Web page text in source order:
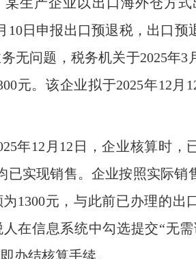
10日申报出口预退税，出口预
无问题，税务机关于2025年3
元。该企业拟于2025年12月
12月12日，企业核算时，
已实现销售。企业按照实际销
1300元，与此前已办理的出
在信息系统中勾选提交“无
办结核算手续。